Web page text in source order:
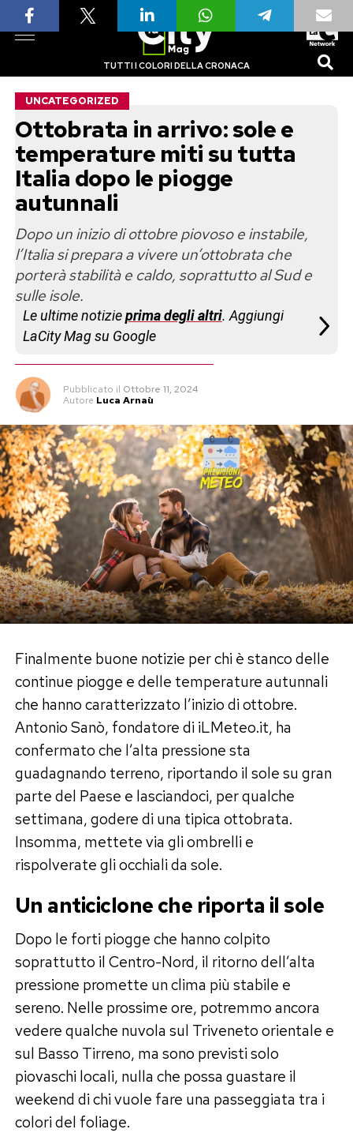
TUTTI I COLORI DELLA CRONACA
UNCATEGORIZED
Ottobrata in arrivo: sole e
temperature miti su tutta
Italia dopo le piogge
autunnali
Dopo un inizio di ottobre piovoso e instabile,
l’Italia si prepara a vivere un’ottobrata che
porterà stabilità e caldo, soprattutto al Sud e
sulle isole.
Le ultime notizieprima degli altri. Aggiungi
LaCity Mag su Google
Pubblicato il Ottobre 11, 2024
Autore Luca Arnaù
Finalmente buone notizie per chi è stanco delle
continue piogge e delle temperature autunnali
che hanno caratterizzato l’inizio di ottobre.
Antonio Sanò, fondatore di iLMeteo.it, ha
confermato che l’alta pressione sta
guadagnando terreno, riportando il sole su gran
parte del Paese e lasciandoci, per qualche
settimana, godere di una tipica ottobrata.
Insomma, mettete via gli ombrelli e
rispolverate gli occhiali da sole.
Un anticiclone che riporta il sole
Dopo le forti piogge che hanno colpito
soprattutto il Centro-Nord, il ritorno dell’alta
pressione promette un clima più stabile e
sereno. Nelle prossime ore, potremmo ancora
vedere qualche nuvola sul Triveneto orientale e
sul Basso Tirreno, ma sono previsti solo
piovaschi locali, nulla che possa guastare il
weekend di chi vuole fare una passeggiata tra i
colori del foliage.